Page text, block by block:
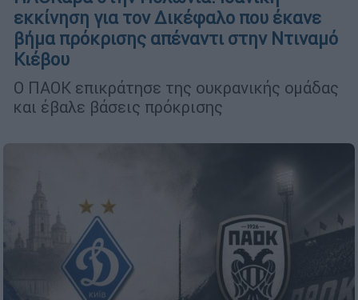
εκκίνηση για τον Δικέφαλο που έκανε
βήμα πρόκρισης απέναντι στην Ντιναμό
Κιέβου
Ο ΠΑΟΚ επικράτησε της ουκρανικής ομάδας
και έβαλε βάσεις πρόκρισης